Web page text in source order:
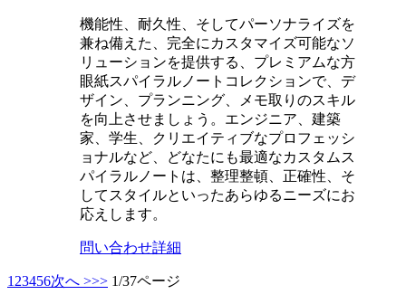
機能性、耐久性、そしてパーソナライズを
兼ね備えた、完全にカスタマイズ可能なソ
リューションを提供する、プレミアムな方
眼紙スパイラルノートコレクションで、デ
ザイン、プランニング、メモ取りのスキル
を向上させましょう。エンジニア、建築
家、学生、クリエイティブなプロフェッシ
ョナルなど、どなたにも最適なカスタムス
パイラルノートは、整理整頓、正確性、そ
してスタイルといったあらゆるニーズにお
応えします。
問い合わせ詳細
1 23456次へ >>> 1/37ページ